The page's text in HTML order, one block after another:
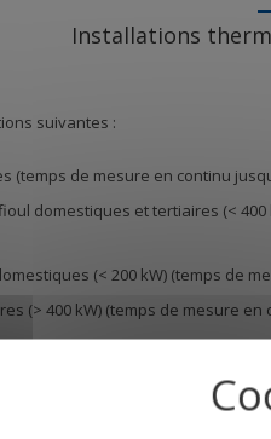
Installations
suivantes :
(temps de mesure en continu
domestiques et tertiaires (< 400
(< 200 kW) (temps de
(> 400 kW) (temps de mesure en